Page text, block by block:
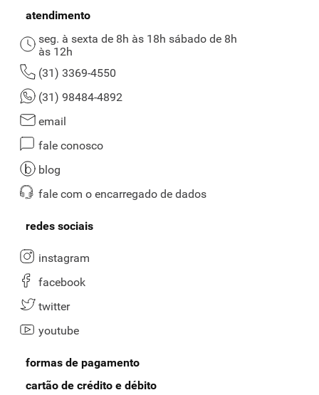
atendimento
seg. à sexta de 8h às 18h sábado de 8h
às 12h
(31) 3369-4550
(31) 98484-4892
email
fale conosco
blog
fale com o encarregado de dados
redes sociais
instagram
facebook
twitter
youtube
formas de pagamento
cartão de crédito e débito